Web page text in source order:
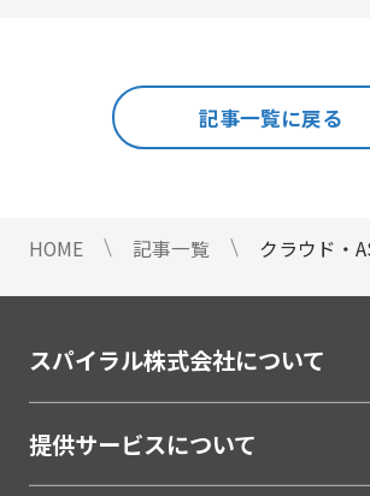
人事・総務・経理・IR
ストレスチェックサービス
安否確認サービス
給与明細電子化
金融（銀行・信用金庫・信用組合
割賦・クレジット申込電子化
#料金・費用
#業務効率化 #機能・
#無料 #総務 #連携
記事一覧に戻る
HOME 記事一覧 クラウド・
スパイラル株式会社について
提供サービスについて